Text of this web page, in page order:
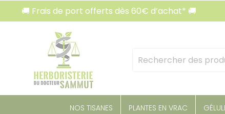
Frais de port offerts dès 60€ d’achat* 🚚
Mots
clés
NOS TISANES PLANTES EN VRAC
Panneau de gestion des cookies